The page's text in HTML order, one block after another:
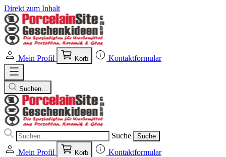
Direkt zum Inhalt
Mein Profil Korb Kontaktformular
Suchen...
Suche Suche
Mein Profil Korb Kontaktformular